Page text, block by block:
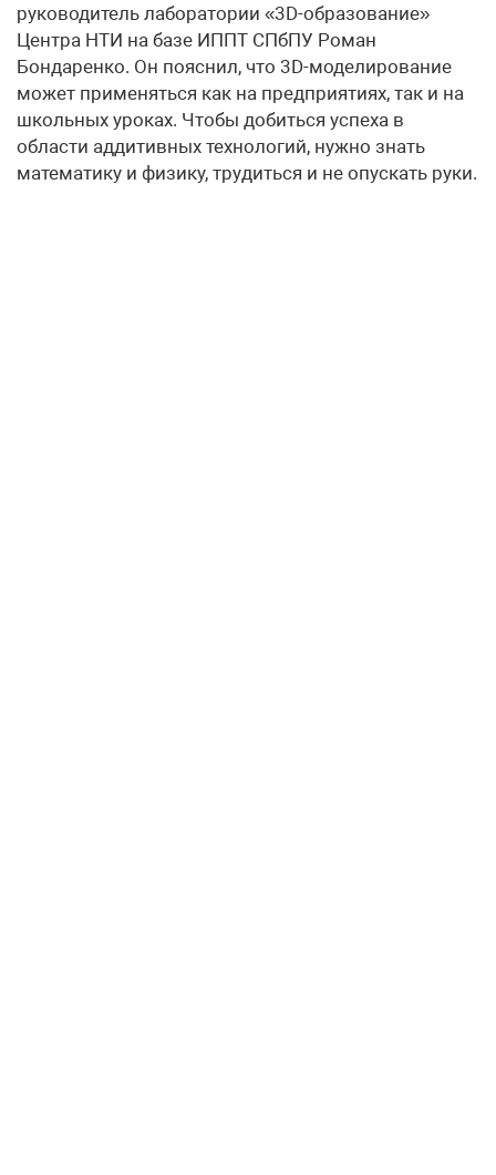
руководитель лаборатории «3D-образование»
Центра НТИ на базе ИППТ СПбПУ Роман
Бондаренко. Он пояснил, что 3D-моделирование
может применяться как на предприятиях, так и на
школьных уроках. Чтобы добиться успеха в
области аддитивных технологий, нужно знать
математику и физику, трудиться и не опускать руки.